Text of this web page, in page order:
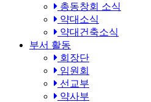
총동창회 소식
약대소식
약대건축소식
부서 활동
회장단
임원회
선교부
약사부